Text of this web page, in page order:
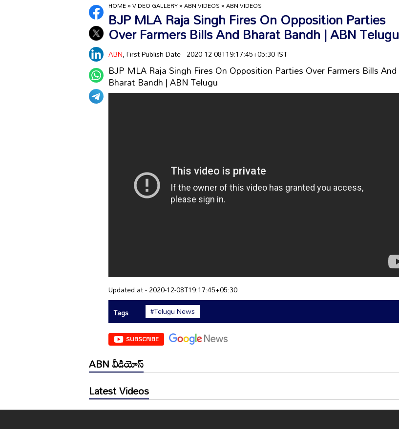
HOME»VIDEO GALLERY»ABN VIDEOS»ABN VIDEOS
BJP MLA Raja Singh Fires On Opposition Parties
Over Farmers Bills And Bharat Bandh | ABN Telugu
ABN, First Publish Date - 2020-12-08T19:17:45+05:30 IST
BJP MLA Raja Singh Fires On Opposition Parties Over Farmers Bills And
Bharat Bandh | ABN Telugu
Updated at - 2020-12-08T19:17:45+05:30
Tags
#Telugu News
SUBSCRIBE
ABN వీడియోస్
Latest Videos